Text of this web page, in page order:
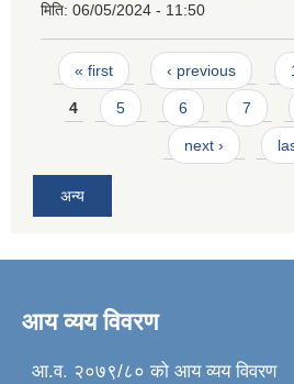
मिति: 06/05/2024 - 11:50
Pages
« first ‹ previous
4 5 6 7
next ›
अन्य
आय व्यय विवरण
आ.व. २०७९/८० को आय व्यय विवरण